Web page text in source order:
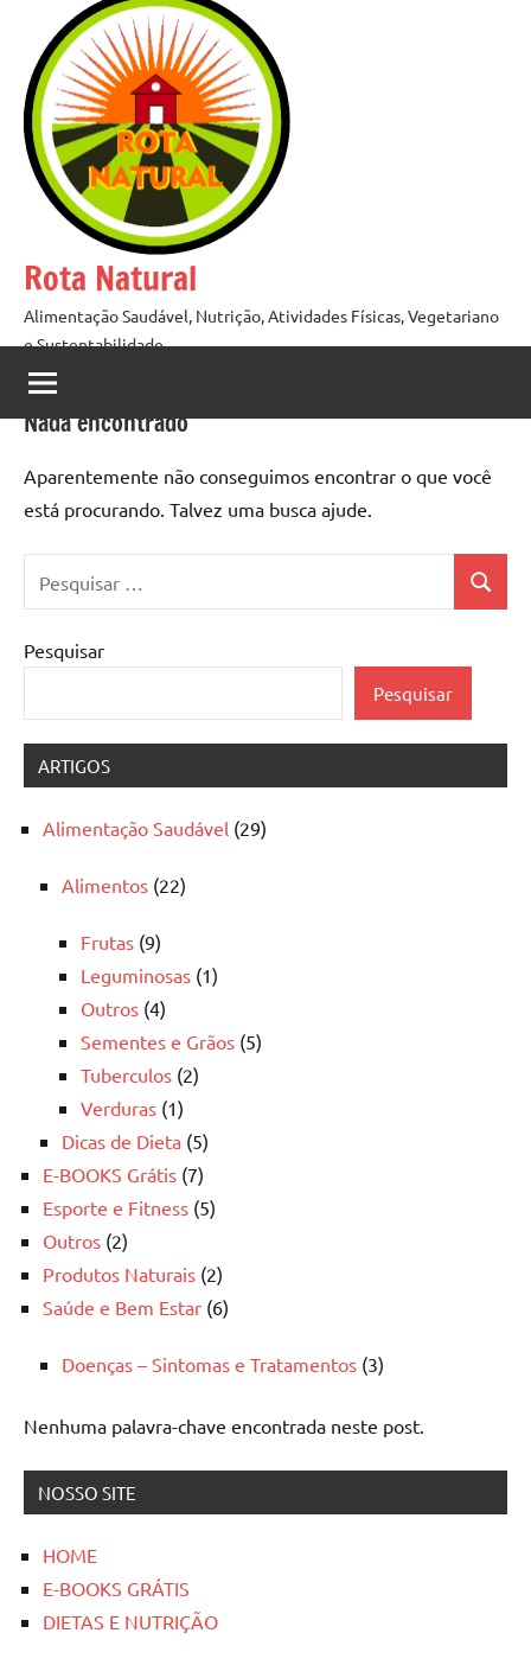
conteúdo
Rota Natural
Alimentação Saudável, Nutrição, Atividades Físicas, Vegetariano
e Sustentabilidade
Nada encontrado
Aparentemente não conseguimos encontrar o que você
está procurando. Talvez uma busca ajude.
por:
Pesquisar
Pesquisar
ARTIGOS
Alimentação Saudável (29)
Alimentos (22)
Frutas (9)
Leguminosas (1)
Outros (4)
Sementes e Grãos (5)
Tuberculos (2)
Verduras (1)
Dicas de Dieta (5)
E-BOOKS Grátis (7)
Esporte e Fitness (5)
Outros (2)
Produtos Naturais (2)
Saúde e Bem Estar (6)
Doenças – Sintomas e Tratamentos (3)
Nenhuma palavra-chave encontrada neste post.
NOSSO SITE
HOME
E-BOOKS GRÁTIS
DIETAS E NUTRIÇÃO